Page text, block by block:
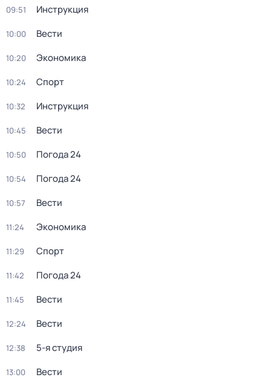
09:51 Инструкция
10:00 Вести
10:20 Экономика
10:24 Спорт
10:32 Инструкция
10:45 Вести
10:50 Погода 24
10:54 Погода 24
10:57 Вести
11:24 Экономика
11:29 Спорт
11:42 Погода 24
11:45 Вести
12:24 Вести
12:38 5-я студия
13:00 Вести